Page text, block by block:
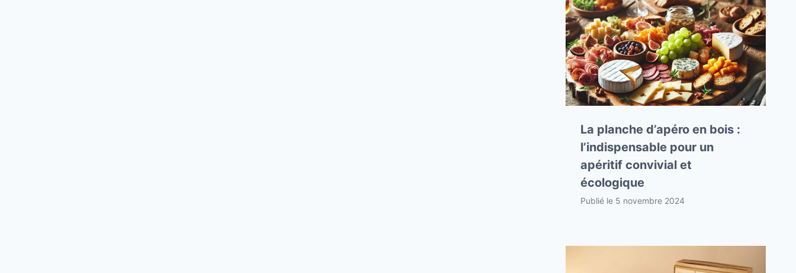
La planche d’apéro en bois :
l’indispensable pour un
apéritif convivial et
écologique
Publié le 5 novembre 2024